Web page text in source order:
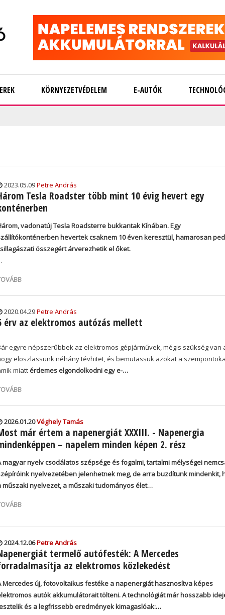
KÖRNYEZETVÉDELEM E-AUTÓK
2023.05.09Petre András
Tesla Roadster több mint 10 évig hevert egy
vadonatúj Tesla Roadsterre bukkantak Kínában. Egy
hevertek csaknem 10 éven keresztül, hamarosan
összegért árverezhetik el őket.
2020.04.29Petre András
érv az elektromos autózás mellett
egyre népszerűbbek az elektromos gépjárművek, mégis szükség van
eloszlassunk néhány tévhitet, és bemutassuk azokat a
miatt érdemes elgondolkodni egy e-…
2026.01.20Véghely Tamás
már értem a napenergiát XXXIII. - Napenergia
– napelem minden képen 2. rész
magyar nyelv csodálatos szépsége és fogalmi, tartalmi mélységei
nyelvezetében jelenhetnek meg, de arra buzdítunk mindenkit,
műszaki nyelvezet, a műszaki tudományos élet…
2024.12.06Petre András
termelő autófesték: A Mercedes
az elektromos közlekedést
Mercedes új, fotovoltaikus festéke a napenergiát hasznosítva képes
autók akkumulátorait tölteni. A technológiát már hosszabb
és a legfrissebb eredmények kimagaslóak:…